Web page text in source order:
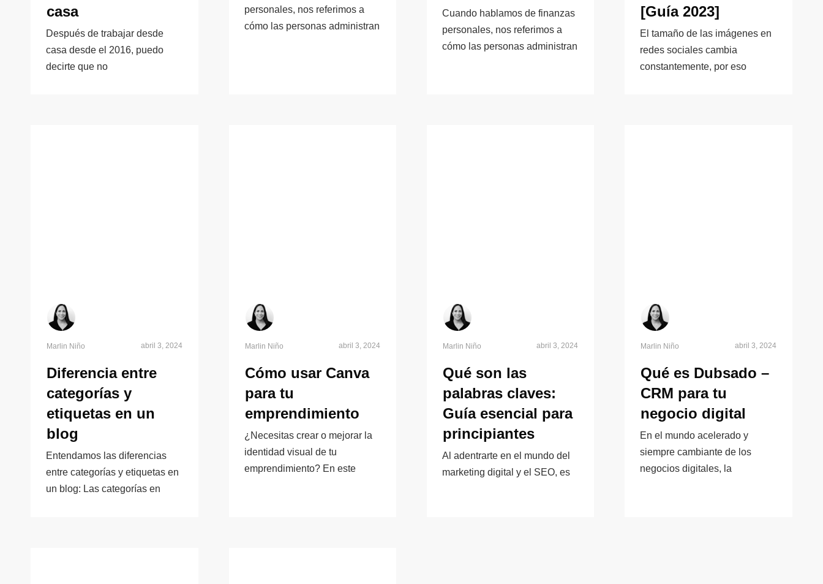
casa
Después de trabajar desde
casa desde el 2016, puedo
decirte que no
personales, nos referimos a
cómo las personas administran
Cuando hablamos de finanzas
personales, nos referimos a
cómo las personas administran
[Guía 2023]
El tamaño de las imágenes en
redes sociales cambia
constantemente, por eso
Marlin Niño abril 3, 2024
Diferencia entre
categorías y
etiquetas en un
blog
Entendamos las diferencias
entre categorías y etiquetas en
un blog: Las categorías en
Marlin Niño abril 3, 2024
Cómo usar Canva
para tu
emprendimiento
¿Necesitas crear o mejorar la
identidad visual de tu
emprendimiento? En este
Marlin Niño abril 3, 2024
Qué son las
palabras claves:
Guía esencial para
principiantes
Al adentrarte en el mundo del
marketing digital y el SEO, es
Marlin Niño abril 3, 2024
Qué es Dubsado –
CRM para tu
negocio digital
En el mundo acelerado y
siempre cambiante de los
negocios digitales, la